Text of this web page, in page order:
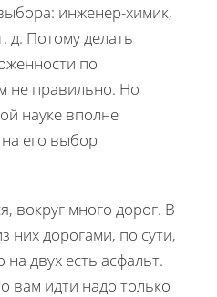
инженер-химик,
д. Потому делать
по
не правильно. Но
науке вполне
его выбор
вокруг много дорог. В
них дорогами, по сути,
двух есть асфальт.
вам идти надо только